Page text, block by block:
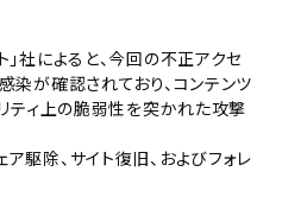
」社によると、今回の不正アクセ
染が確認されており、コンテンツ
ティ上の脆弱性を突かれた攻撃
駆除、サイト復旧、およびフォレ